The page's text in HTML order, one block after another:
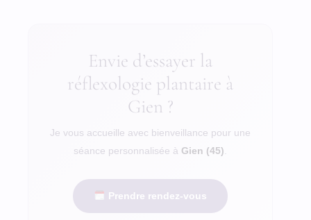
Envie d’essayer la
réflexologie plantaire à
Gien ?
Je vous accueille avec bienveillance pour une
séance personnalisée à Gien (45)
Prendre rendez-vous